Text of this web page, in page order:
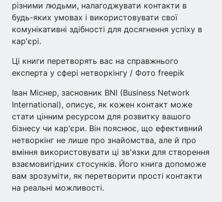
різними людьми, налагоджувати контакти в
будь-яких умовах і використовувати свої
комунікативні здібності для досягнення успіху в
кар'єрі.
Ці книги перетворять вас на справжнього
експерта у сфері нетворкінгу / Фото freepik
Іван Міснер, засновник BNI (Business Network
International), описує, як кожен контакт може
стати цінним ресурсом для розвитку вашого
бізнесу чи кар'єри. Він пояснює, що ефективний
нетворкінг не лише про знайомства, але й про
вміння використовувати ці зв'язки для створення
взаємовигідних стосунків. Його книга допоможе
вам зрозуміти, як перетворити прості контакти
на реальні можливості.